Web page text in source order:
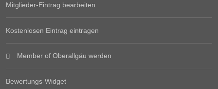
Mitglieder-Eintrag bearbeiten
Kostenlosen Eintrag eintragen
Member of Oberallgäu werden
Bewertungs-Widget